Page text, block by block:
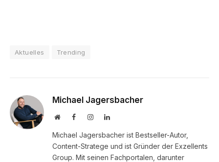
Aktuelles Trending
Michael Jagersbacher
WebsiteFacebookInstagramLinkedIn
Michael Jagersbacher ist Bestseller-Autor,
Content-Stratege und ist Gründer der Exzellents
Group. Mit seinen Fachportalen, darunter